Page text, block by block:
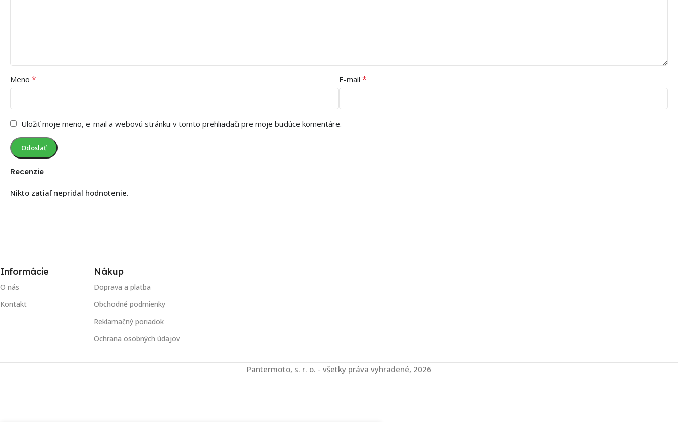
Recenzie
Nikto zatiaľ nepridal hodnotenie.
Meno * E-mail *
Uložiť moje meno, e-mail a webovú stránku v tomto prehliadači pre moje budúce komentáre.
Informácie
O nás
Kontakt
Nákup
Doprava a platba
Obchodné podmienky
Reklamačný poriadok
Ochrana osobných údajov
Pantermoto, s. r. o. - všetky práva vyhradené, 2026